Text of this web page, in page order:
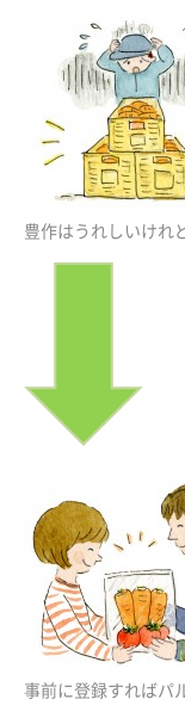
豊作はうれしいけれ
事前に登録すればパ